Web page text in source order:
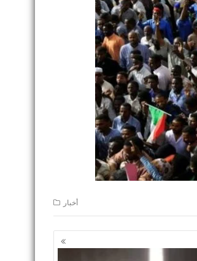
أخبار
Posts
navigation